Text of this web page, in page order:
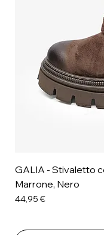
GALIA - Stivaletto
Marrone, Nero
Prezzo
44,95 €